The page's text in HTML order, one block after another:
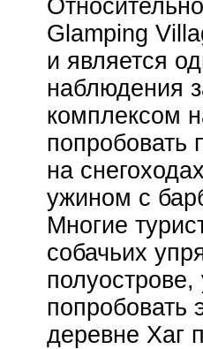
Glamping
и является
наблюдения
комплексом
попробовать
на
ужином с
Многие
собачьих
попробовать
деревне Хаг